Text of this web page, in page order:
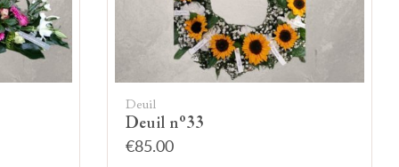
Deuil
Deuil n°33
€85.00